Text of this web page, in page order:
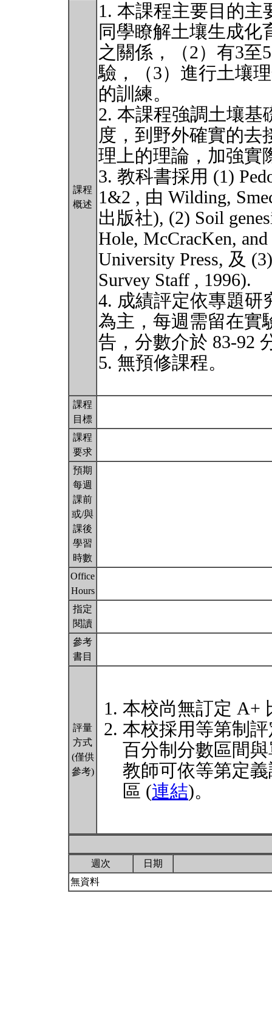
課程
概述
1. 本課程主要目的主
同學瞭解土壤生成化
之關係，（2）有3至
驗，（3）進行土壤
的訓練。
2. 本課程強調土壤基
度，到野外確實的去
理上的理論，加強實
3. 教科書採用 (1)
1&2 , 由 Wilding,
出版社), (2) Soil
Hole, McCracKen,
University Press, 及
Survey Staff , 1996).
4. 成績評定依專題研
為主，每週需留在實
告，分數介於 83-92
5. 無預修課程。
課程
目標
課程
要求
預期
每週
課前
或/與
課後
學習
時數
Office
Hours
指定
閱讀
參考
書目
評量
方式
(僅供
參考)
本校尚無訂定 A+
本校採用等第制
百分制分數區間
教師可依等第定
區 (連結)。
週次
日期
無資料